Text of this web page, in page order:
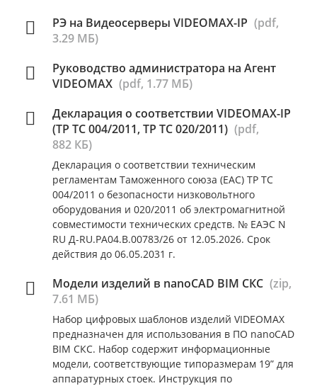
РЭ на Видеосерверы VIDEOMAX-IP (pdf,
3.29 МБ)
Руководство администратора на Агент
VIDEOMAX (pdf, 1.77 МБ)
Декларация о соответствии VIDEOMAX-IP
(ТР ТС 004/2011, ТР ТС 020/2011) (pdf,
882 КБ)
Декларация о соответствии техническим
регламентам Таможенного союза (ЕАС) ТР ТС
004/2011 о безопасности низковольтного
оборудования и 020/2011 об электромагнитной
совместимости технических средств. № ЕАЭС N
RU Д-RU.РА04.В.00783/26 от 12.05.2026. Срок
действия до 06.05.2031 г.
Модели изделий в nanoCAD BIM СКС (zip,
7.61 МБ)
Набор цифровых шаблонов изделий VIDEOMAX
предназначен для использования в ПО nanoCAD
BIM СКС. Набор содержит информационные
модели, соответствующие типоразмерам 19” для
аппаратурных стоек. Инструкция по